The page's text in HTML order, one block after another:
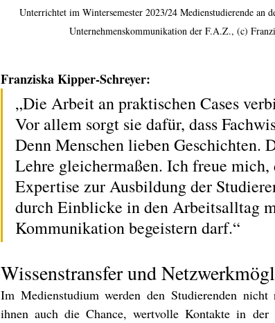
Unterrichtet im Wintersemester 2023/24 Medienstudierende an
Unternehmenskommunikation der F.A.Z., (c)
Franziska Kipper-Schreyer:
„Die Arbeit an praktischen Cases
Vor allem sorgt sie dafür, dass
Denn Menschen lieben
Lehre gleichermaßen. Ich freue
Expertise zur Ausbildung der
durch Einblicke in den Arbeitsalltag
Kommunikation begeistern darf.“
Wissenstransfer und
Im Medienstudium werden den Studierenden
ihnen auch die Chance, wertvolle Kontakte in